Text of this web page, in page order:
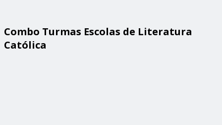
Combo Turmas Escolas de Literatura
Católica